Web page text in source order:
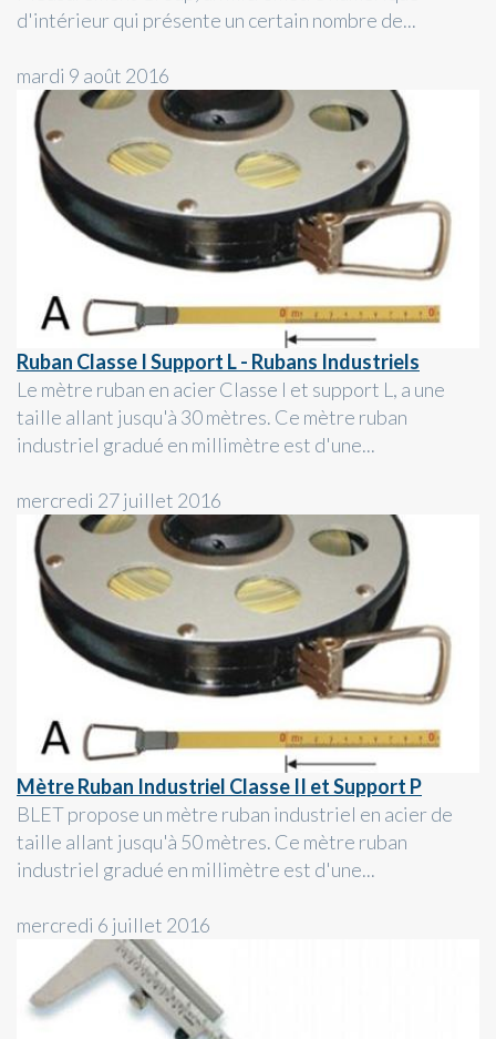
d'intérieur qui présente un certain nombre de...
mardi 9 août 2016
Ruban Classe I Support L - Rubans Industriels
Le mètre ruban en acier Classe I et support L, a une
taille allant jusqu'à 30 mètres. Ce mètre ruban
industriel gradué en millimètre est d'une...
mercredi 27 juillet 2016
Mètre Ruban Industriel Classe II et Support P
BLET propose un mètre ruban industriel en acier de
taille allant jusqu'à 50 mètres. Ce mètre ruban
industriel gradué en millimètre est d'une...
mercredi 6 juillet 2016